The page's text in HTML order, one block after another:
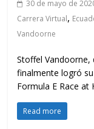
30 de mayo de
Carrera Virtual,
Vandoorne
Stoffel Vandoorne,
finalmente logró
Formula E Race at
Read more